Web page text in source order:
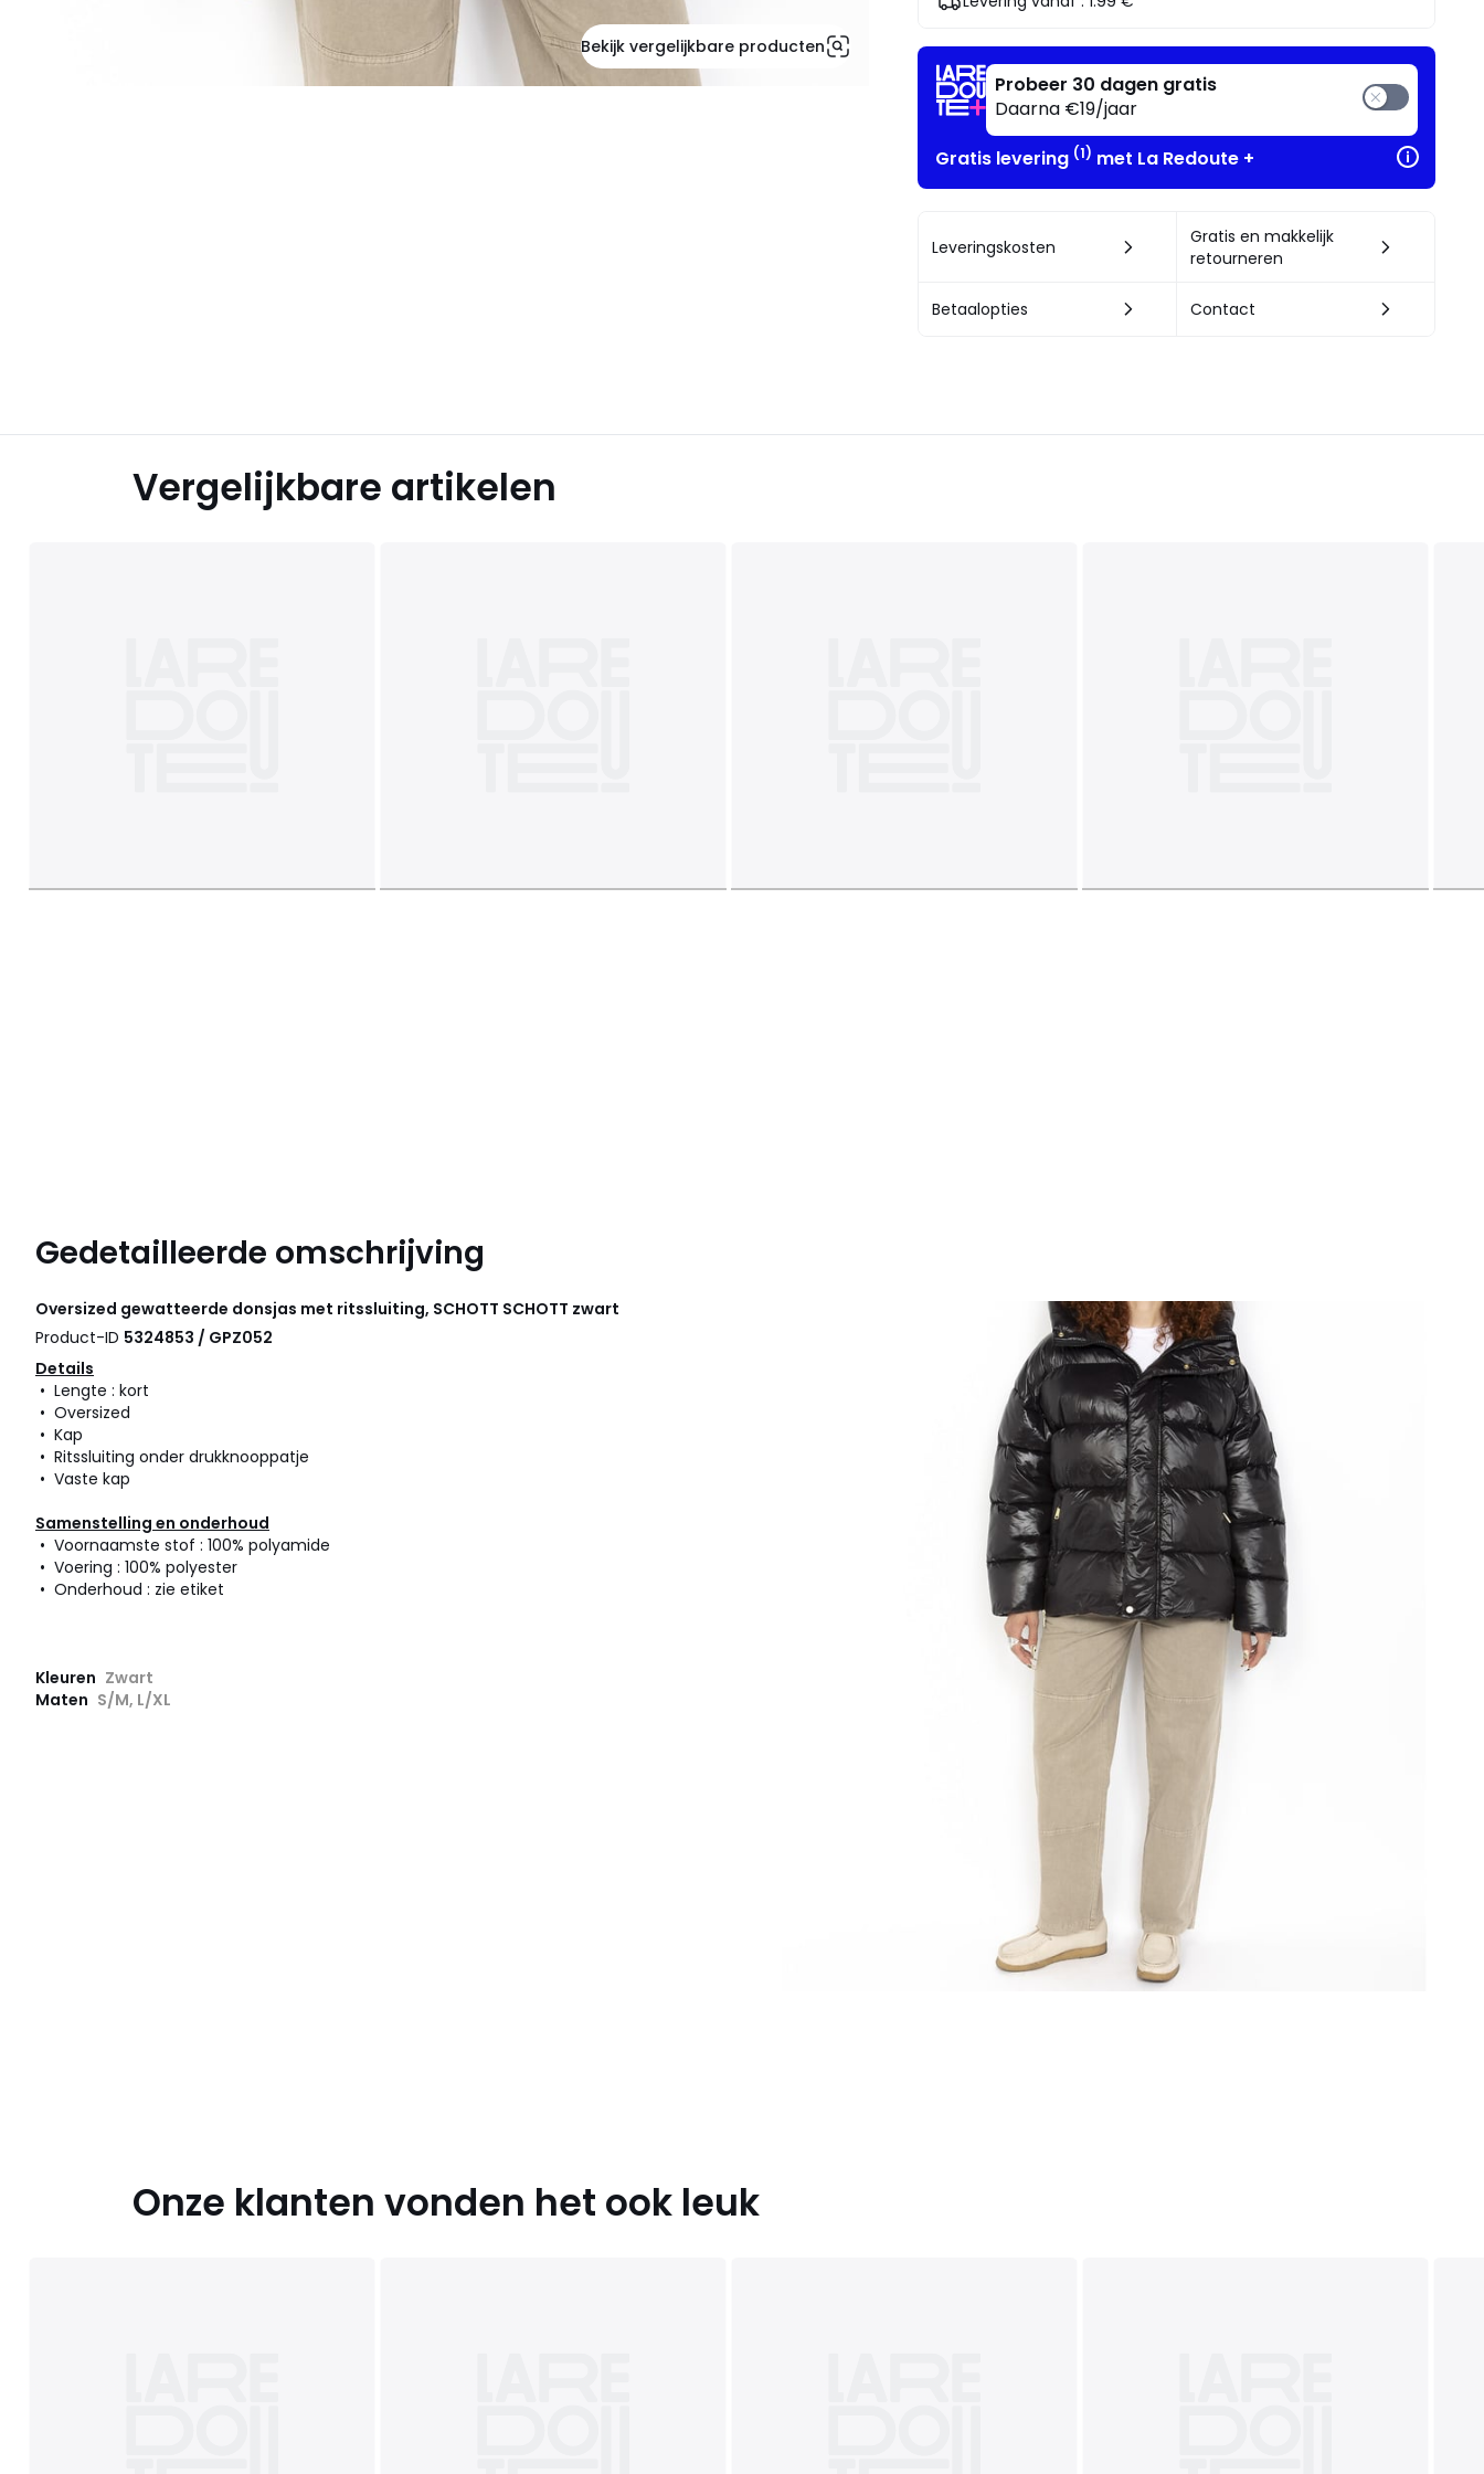
Bekijk vergelijkbare producten
!
Probeer 30 dagen gratis
Daarna €19/jaar
Gratis levering (1) met La Redoute +
Leveringskosten
Gratis en makkelijk
retourneren
Betaalopties Contact
Vergelijkbare artikelen
Gedetailleerde omschrijving
Oversized gewatteerde donsjas met ritssluiting, SCHOTT SCHOTT zwart
Product-ID 5324853 / GPZ052
Details
• Lengte : kort
• Oversized
• Kap
• Ritssluiting onder drukknooppatje
• Vaste kap
Samenstelling en onderhoud
• Voornaamste stof : 100% polyamide
• Voering : 100% polyester
• Onderhoud : zie etiket
Kleuren Zwart
Maten S/M, L/XL
Onze klanten vonden het ook leuk